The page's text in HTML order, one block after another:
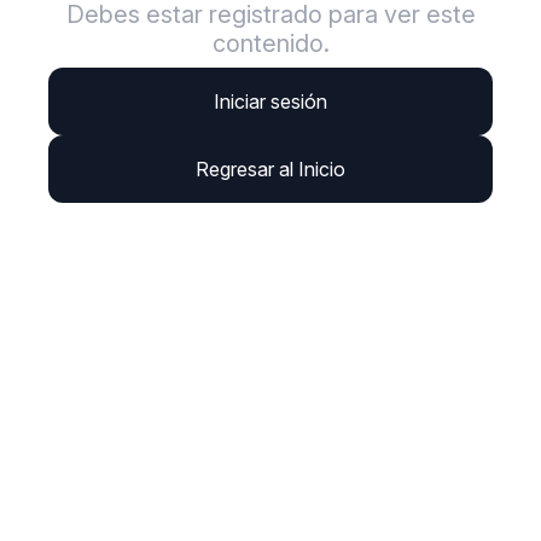
Debes estar registrado para ver este
contenido.
Iniciar sesión
Regresar al Inicio